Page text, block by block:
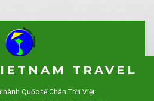
TRAVEL
hành Quốc tế Chân Trời Việt